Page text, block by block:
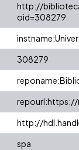
http://
oid=308279
308279
http://
spa